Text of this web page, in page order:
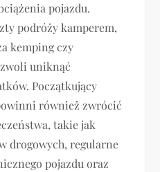
pojazdu.
podróży kamperem,
kemping czy
uniknąć
Początkujący
również zwrócić
takie jak
drogowych, regularne
pojazdu oraz